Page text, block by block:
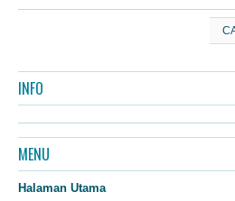
INFO
MENU
Halaman Utama